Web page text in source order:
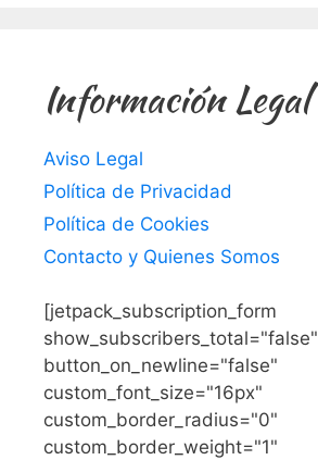
Información Legal
Aviso Legal
Política de Privacidad
Política de Cookies
Contacto y Quienes Somos
[jetpack_subscription_form
show_subscribers_total="false"
button_on_newline="false"
custom_font_size="16px"
custom_border_radius="0"
custom_border_weight="1"